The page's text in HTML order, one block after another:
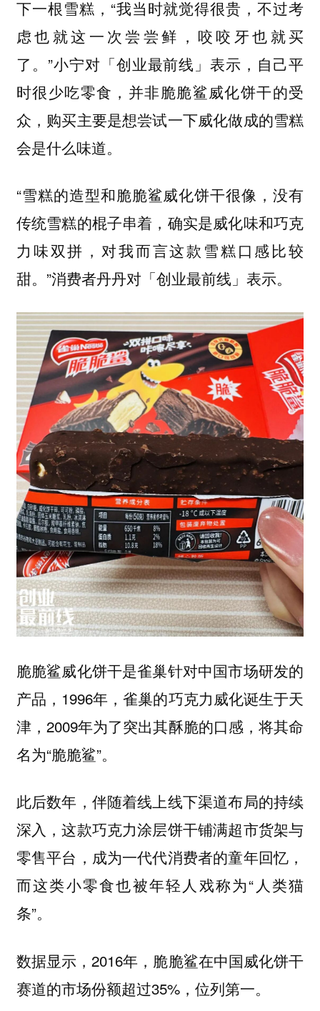
下一根雪糕，“我当时就觉得很贵，不过考
虑也就这一次尝尝鲜，咬咬牙也就买
了。”小宁对「创业最前线」表示，自己平
时很少吃零食，并非脆脆鲨威化饼干的受
众，购买主要是想尝试一下威化做成的雪糕
会是什么味道。
“雪糕的造型和脆脆鲨威化饼干很像，没有
传统雪糕的棍子串着，确实是威化味和巧克
力味双拼，对我而言这款雪糕口感比较
甜。”消费者丹丹对「创业最前线」表示。
脆脆鲨威化饼干是雀巢针对中国市场研发的
产品，1996年，雀巢的巧克力威化诞生于天
津，2009年为了突出其酥脆的口感，将其命
名为“脆脆鲨”。
此后数年，伴随着线上线下渠道布局的持续
深入，这款巧克力涂层饼干铺满超市货架与
零售平台，成为一代代消费者的童年回忆，
而这类小零食也被年轻人戏称为“人类猫
条”。
数据显示，2016年，脆脆鲨在中国威化饼干
赛道的市场份额超过35%，位列第一。